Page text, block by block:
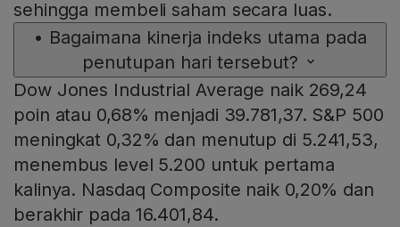
sehingga membeli saham secara luas.
• Bagaimana kinerja indeks utama pada
penutupan hari tersebut?
Dow Jones Industrial Average naik 269,24
poin atau 0,68% menjadi 39.781,37. S&P 500
meningkat 0,32% dan menutup di 5.241,53,
menembus level 5.200 untuk pertama
kalinya. Nasdaq Composite naik 0,20% dan
berakhir pada 16.401,84.